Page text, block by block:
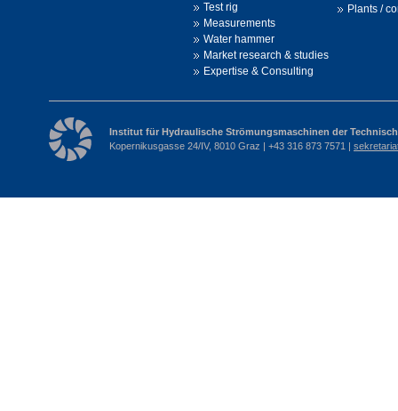
Test rig
Measurements
Water hammer
Market research & studies
Expertise & Consulting
Plants /
Institut für Hydraulische Strömungsmaschinen der
Kopernikusgasse 24/IV, 8010 Graz | +43 316 873 7571 |